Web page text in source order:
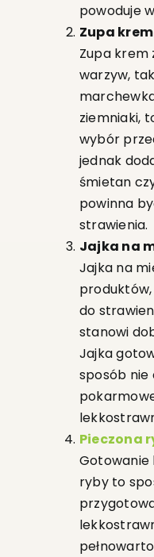
powoduje
Zupa krem
Zupa
warzyw,
ziemniaki,
wybór
jednak
śmietan
powinna
strawienia.
Jajka na
Jajka na
do
stanowi
Jajka
sposób nie
Pieczona
Gotowanie
ryby to